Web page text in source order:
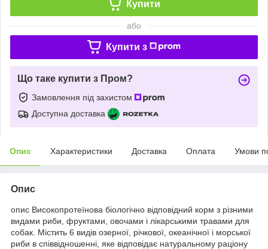
Купити
або
Купити з
Що таке купити з Пром?
Замовлення під захистом
Доступна доставка
Опис Характеристики Доставка Оплата Умови
Опис
опис Високопротеїнова біологічно відповідний корм з різними
видами риби, фруктами, овочами і лікарськими травами для
собак. Містить 6 видів озерної, річкової, океанічної і морської
риби в співвідношенні, яке відповідає натуральному раціону